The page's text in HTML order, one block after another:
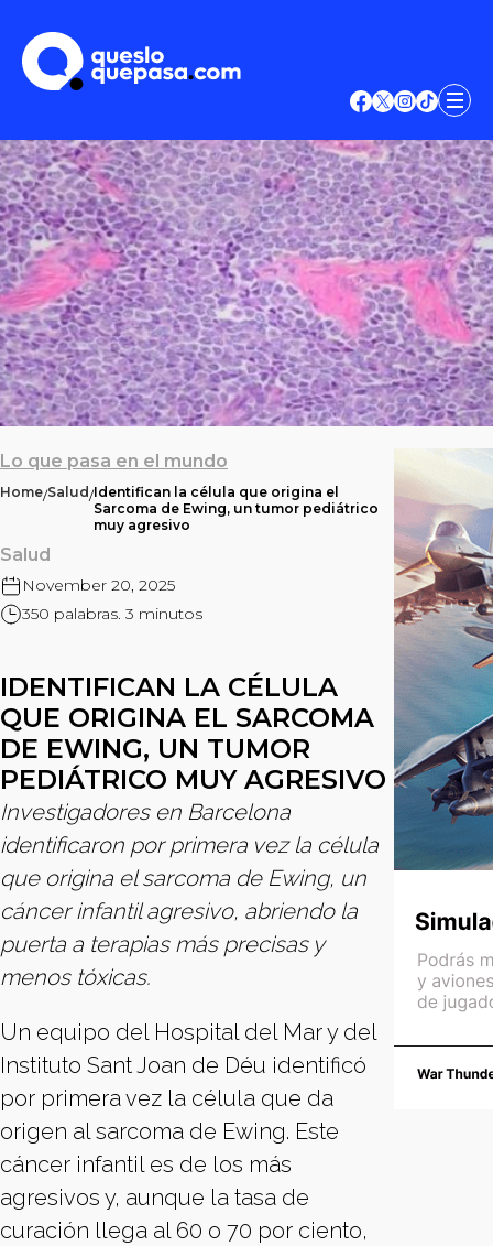
Lo que pasa en el mundo
Home/Salud/Identifican la célula que origina el
Sarcoma de Ewing, un tumor pediátrico
muy agresivo
Salud
November 20, 2025
350 palabras. 3 minutos
IDENTIFICAN LA CÉLULA
QUE ORIGINA EL SARCOMA
DE EWING, UN TUMOR
PEDIÁTRICO MUY AGRESIVO
Investigadores en Barcelona
identificaron por primera vez la célula
que origina el sarcoma de Ewing, un
cáncer infantil agresivo, abriendo la
puerta a terapias más precisas y
menos tóxicas.
Un equipo del Hospital del Mar y del
Instituto Sant Joan de Déu identificó
por primera vez la célula que da
origen al sarcoma de Ewing. Este
cáncer infantil es de los más
agresivos y, aunque la tasa de
curación llega al 60 o 70 por ciento,